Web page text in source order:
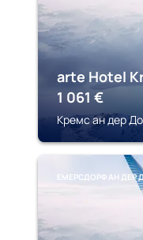
arte Hotel
1 061 €
Кремс ан дер
ЕМЕРСДОРФ АН ДЕР